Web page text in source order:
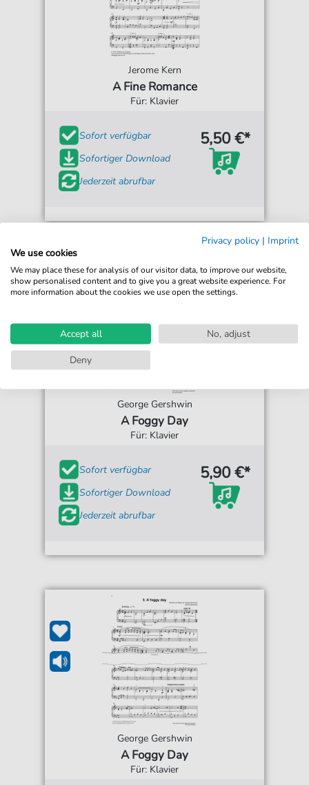
Jerome Kern
A Fine Romance
Für: Klavier
Sofort verfügbar
Sofortiger Download
Jederzeit abrufbar
5,50 €*
George Gershwin
A Foggy Day
Für: Klavier
Sofort verfügbar
Sofortiger Download
Jederzeit abrufbar
5,90 €*
George Gershwin
A Foggy Day
Für: Klavier
Privacy policy | Imprint
We use cookies
We may place these for analysis of our visitor data, to improve our website,
show personalised content and to give you a great website experience. For
more information about the cookies we use open the settings.
Accept all
No, adjust
Deny